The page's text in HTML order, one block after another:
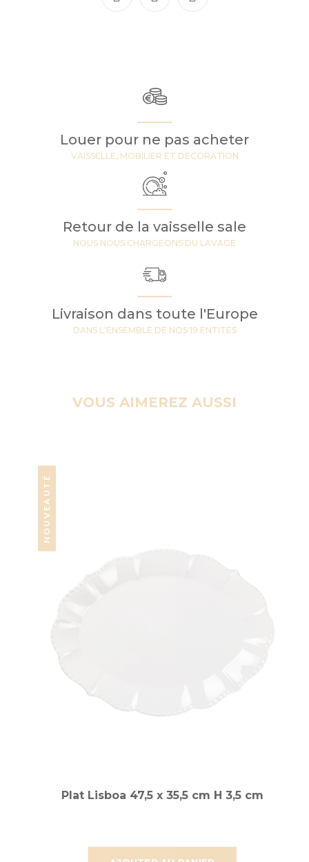
Louer pour ne pas acheter
VAISSELLE, MOBILIER ET DECORATION
Retour de la vaisselle sale
NOUS NOUS CHARGEONS DU LAVAGE
Livraison dans toute l'Europe
DANS L'ENSEMBLE DE NOS 19 ENTITES
VOUS AIMEREZ AUSSI
NOUVEAUTÉ
Plat Lisboa 47,5 x 35,5 cm H 3,5 cm